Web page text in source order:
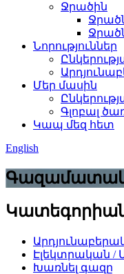
Ջրածին
Նորություններ
Մեր մասին
Գլոբալ
Կապ մեզ հետ
English
Էլեկտրական
Խառնել գազը